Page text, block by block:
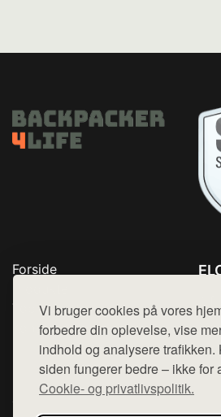
Vi bruger cookies på vores
forbedre din oplevelse, vise
indhold og analysere trafikken.
siden fungerer bedre – ikke for
Cookie- og privatlivspolitik.
Forside
Top Rabatter
Kontakt